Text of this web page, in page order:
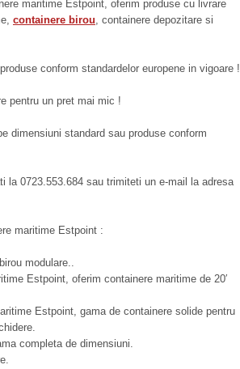
maritime Estpoint, oferim produse cu livrare
containere birou, containere depozitare si
conform standardelor europene in vigoare !
pentru un pret mai mic !
dimensiuni standard sau produse conform
la 0723.553.684 sau trimiteti un e-mail la adresa
maritime Estpoint :
modulare..
Estpoint, oferim containere maritime de 20′
Estpoint, gama de containere solide pentru
completa de dimensiuni.